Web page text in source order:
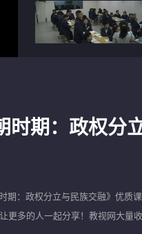
38:00
32:37
时期：政权分
期：政权分立与民族交融》优质
多的人一起分享！教视网大量